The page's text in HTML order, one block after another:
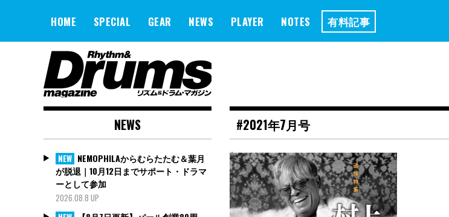
HOME SPECIAL GEAR NEWS PLAYER NOTES 有料記事
#2021年7月号
NEWS
NEW NEMOPHILAからむらたたむ＆葉月
が脱退｜10月12日までサポート・ドラマ
ーとして参加
2026.08.8 UP